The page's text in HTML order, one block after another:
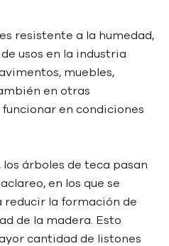
resistente a la humedad,
usos en la industria
muebles,
en otras
en condiciones
árboles de teca pasan
en los que se
reducir la formación de
de la madera. Esto
cantidad de listones